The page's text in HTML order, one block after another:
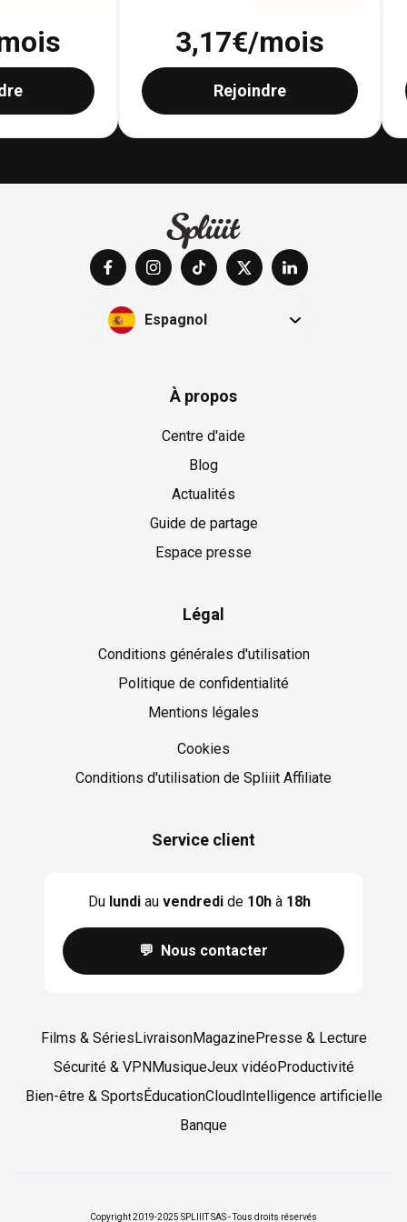
3,17€/mois
Rejoindre
Espagnol
À propos
Centre d'aide
Blog
Actualités
Guide de partage
Espace presse
Légal
Conditions générales d'utilisation
Politique de confidentialité
Mentions légales
Cookies
Cookies
Conditions d'utilisation de Spliiit Affiliate
Service client
Du lundiau vendredide 10hà 18h
💬 Nous contacter
Films & Séries LivraisonMagazinePresse & Lecture
Sécurité & VPN MusiqueJeux vidéoProductivité
Bien-être & Sports ÉducationCloud Intelligence artificielle
Banque
Copyright 2019-2025 SPLIIIT SAS - Tous droits réservés